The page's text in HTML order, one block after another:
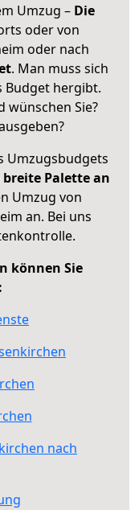
Umzug – Die
oder von
oder nach
. Man muss sich
Budget hergibt.
wünschen Sie?
Umzugsbudgets
breite Palette an
Umzug von
an. Bei uns
können Sie
nach